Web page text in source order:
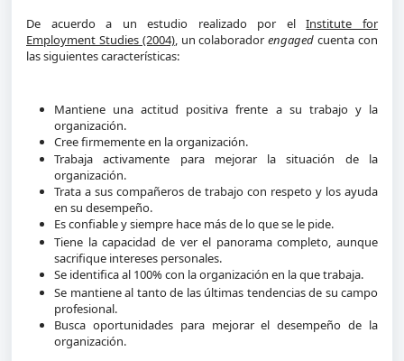
De acuerdo a un estudio realizado por elInstitute for
Employment Studies (2004), un colaboradorengagedcuenta con
las siguientes características:
Mantiene una actitud positiva frente a su trabajo y la
organización.
Cree firmemente en la organización.
Trabaja activamente para mejorar la situación de la
organización.
Trata a sus compañeros de trabajo con respeto y los ayuda
en su desempeño.
Es confiable y siempre hace más de lo que se le pide.
Tiene la capacidad de ver el panorama completo, aunque
sacrifique intereses personales.
Se identifica al 100% con la organización en la que trabaja.
Se mantiene al tanto de las últimas tendencias de su campo
profesional.
Busca oportunidades para mejorar el desempeño de la
organización.